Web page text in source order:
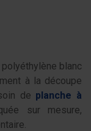
blanc
à la découpe
de planche à
sur mesure,